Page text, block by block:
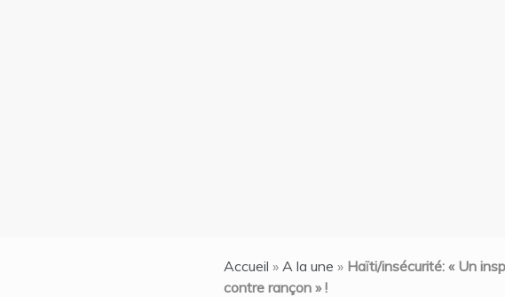
Accueil » A la une » Haïti/insécurité: « Un
contre rançon » !